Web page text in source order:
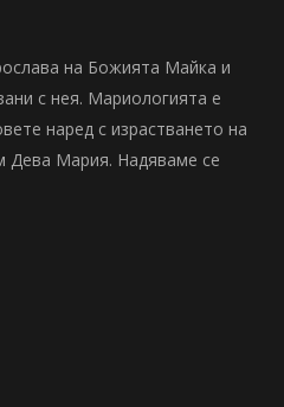
на Божията Майка и
с нея. Мариологията е
наред с израстването на
Дева Мария. Надяваме се